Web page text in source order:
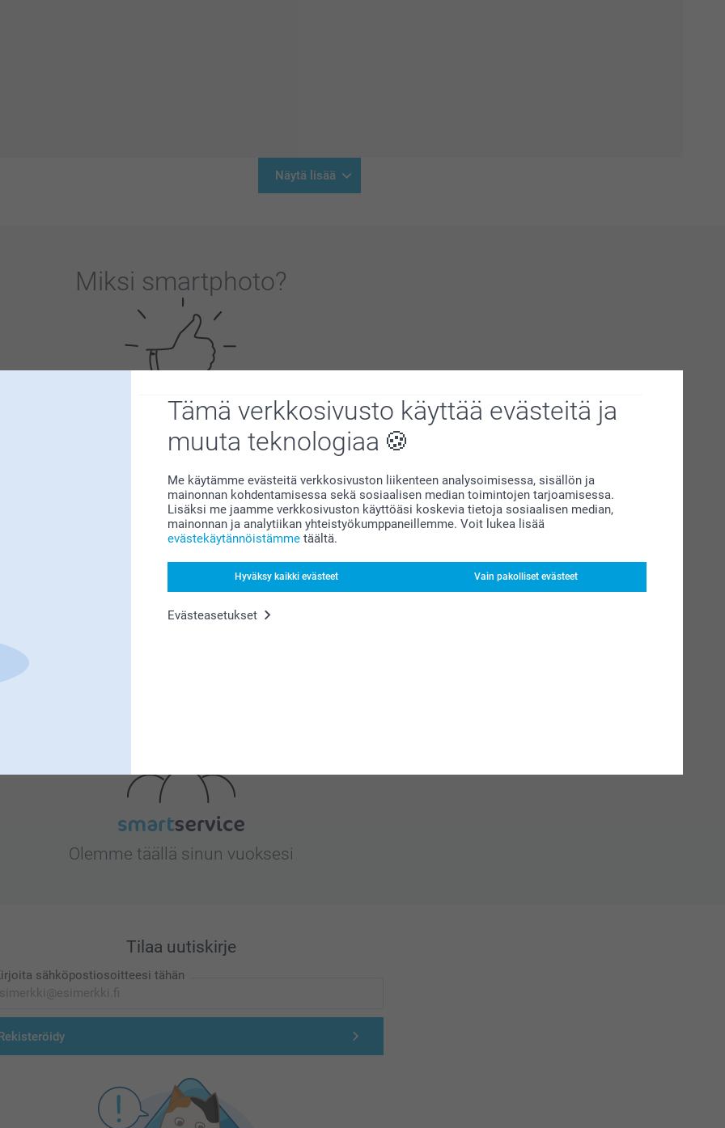
Tämä verkkosivusto käyttää evästeitä ja
muuta teknologiaa
Me käytämme evästeitä verkkosivuston liikenteen analysoimisessa, sisällön ja
mainonnan kohdentamisessa sekä sosiaalisen median toimintojen tarjoamisessa.
Lisäksi me jaamme verkkosivuston käyttöäsi koskevia tietoja sosiaalisen median,
mainonnan ja analytiikan yhteistyökumppaneillemme. Voit lukea lisää
evästekäytännöistämme täältä.
Hyväksy kaikki evästeet Vain pakolliset evästeet
Evästeasetukset
Näytä lisää
Miksi smartphoto?
Tyytyväisyystakuu
Bonusta kaikista tilauksista
Olemme täällä sinun vuoksesi
Tilaa uutiskirje
sähköpostiosoitteesi tähän